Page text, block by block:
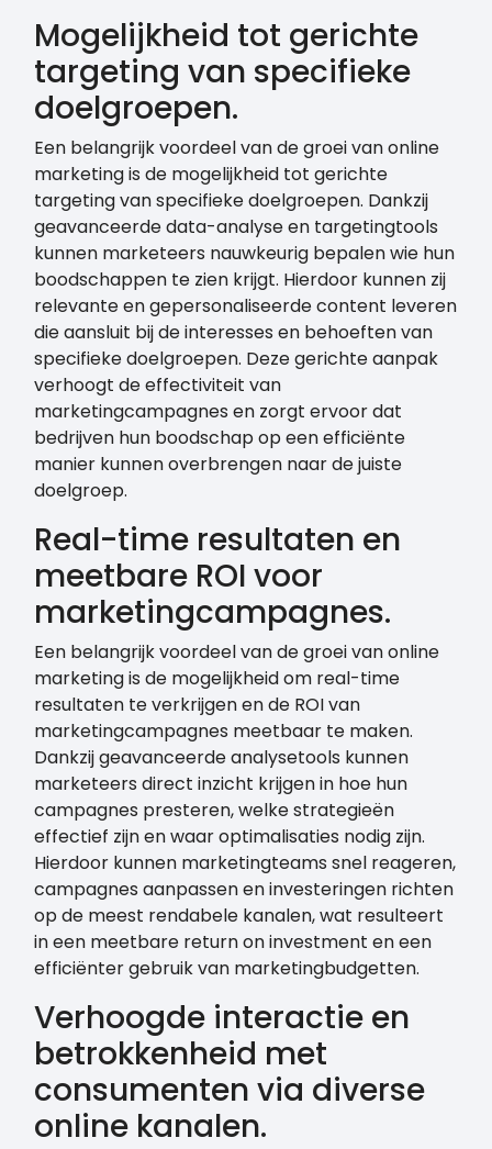
Mogelijkheid tot gerichte
targeting van specifieke
doelgroepen.
Een belangrijk voordeel van de groei van online
marketing is de mogelijkheid tot gerichte
targeting van specifieke doelgroepen. Dankzij
geavanceerde data-analyse en targetingtools
kunnen marketeers nauwkeurig bepalen wie hun
boodschappen te zien krijgt. Hierdoor kunnen zij
relevante en gepersonaliseerde content leveren
die aansluit bij de interesses en behoeften van
specifieke doelgroepen. Deze gerichte aanpak
verhoogt de effectiviteit van
marketingcampagnes en zorgt ervoor dat
bedrijven hun boodschap op een efficiënte
manier kunnen overbrengen naar de juiste
doelgroep.
Real-time resultaten en
meetbare ROI voor
marketingcampagnes.
Een belangrijk voordeel van de groei van online
marketing is de mogelijkheid om real-time
resultaten te verkrijgen en de ROI van
marketingcampagnes meetbaar te maken.
Dankzij geavanceerde analysetools kunnen
marketeers direct inzicht krijgen in hoe hun
campagnes presteren, welke strategieën
effectief zijn en waar optimalisaties nodig zijn.
Hierdoor kunnen marketingteams snel reageren,
campagnes aanpassen en investeringen richten
op de meest rendabele kanalen, wat resulteert
in een meetbare return on investment en een
efficiënter gebruik van marketingbudgetten.
Verhoogde interactie en
betrokkenheid met
consumenten via diverse
online kanalen.